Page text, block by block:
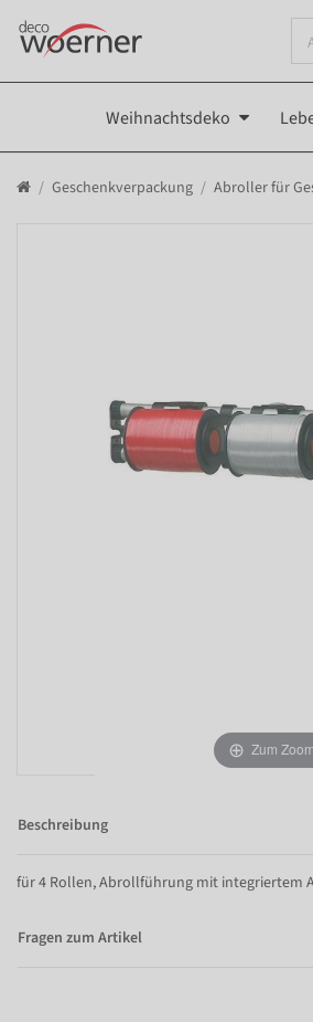
Weihnachtsdeko
Geschenkverpackung Abroller für
Zum
Beschreibung
für 4 Rollen, Abrollführung mit integriertem
Fragen zum Artikel